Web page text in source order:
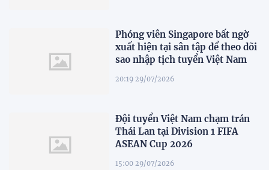
Phóng viên Singapore bất ngờ
xuất hiện tại sân tập để theo dõi
sao nhập tịch tuyển Việt Nam
20:19 29/07/2026
Đội tuyển Việt Nam chạm trán
Thái Lan tại Division 1 FIFA
ASEAN Cup 2026
15:00 29/07/2026